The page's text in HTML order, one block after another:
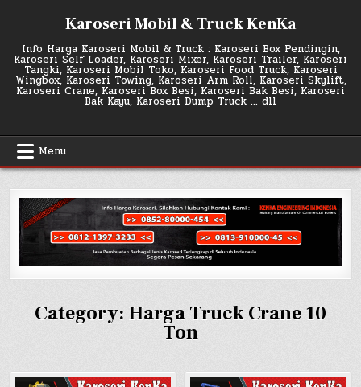
Karoseri Mobil & Truck KenKa
Info Harga Karoseri Mobil & Truck : Karoseri Box Pendingin,
Karoseri Self Loader, Karoseri Mixer, Karoseri Trailer, Karoseri
Tangki, Karoseri Mobil Toko, Karoseri Food Truck, Karoseri
Wingbox, Karoseri Towing, Karoseri Arm Roll, Karoseri Skylift,
Karoseri Crane, Karoseri Box Besi, Karoseri Bak Besi, Karoseri
Bak Kayu, Karoseri Dump Truck … dll
Menu
Category: Harga Truck Crane 10
Ton